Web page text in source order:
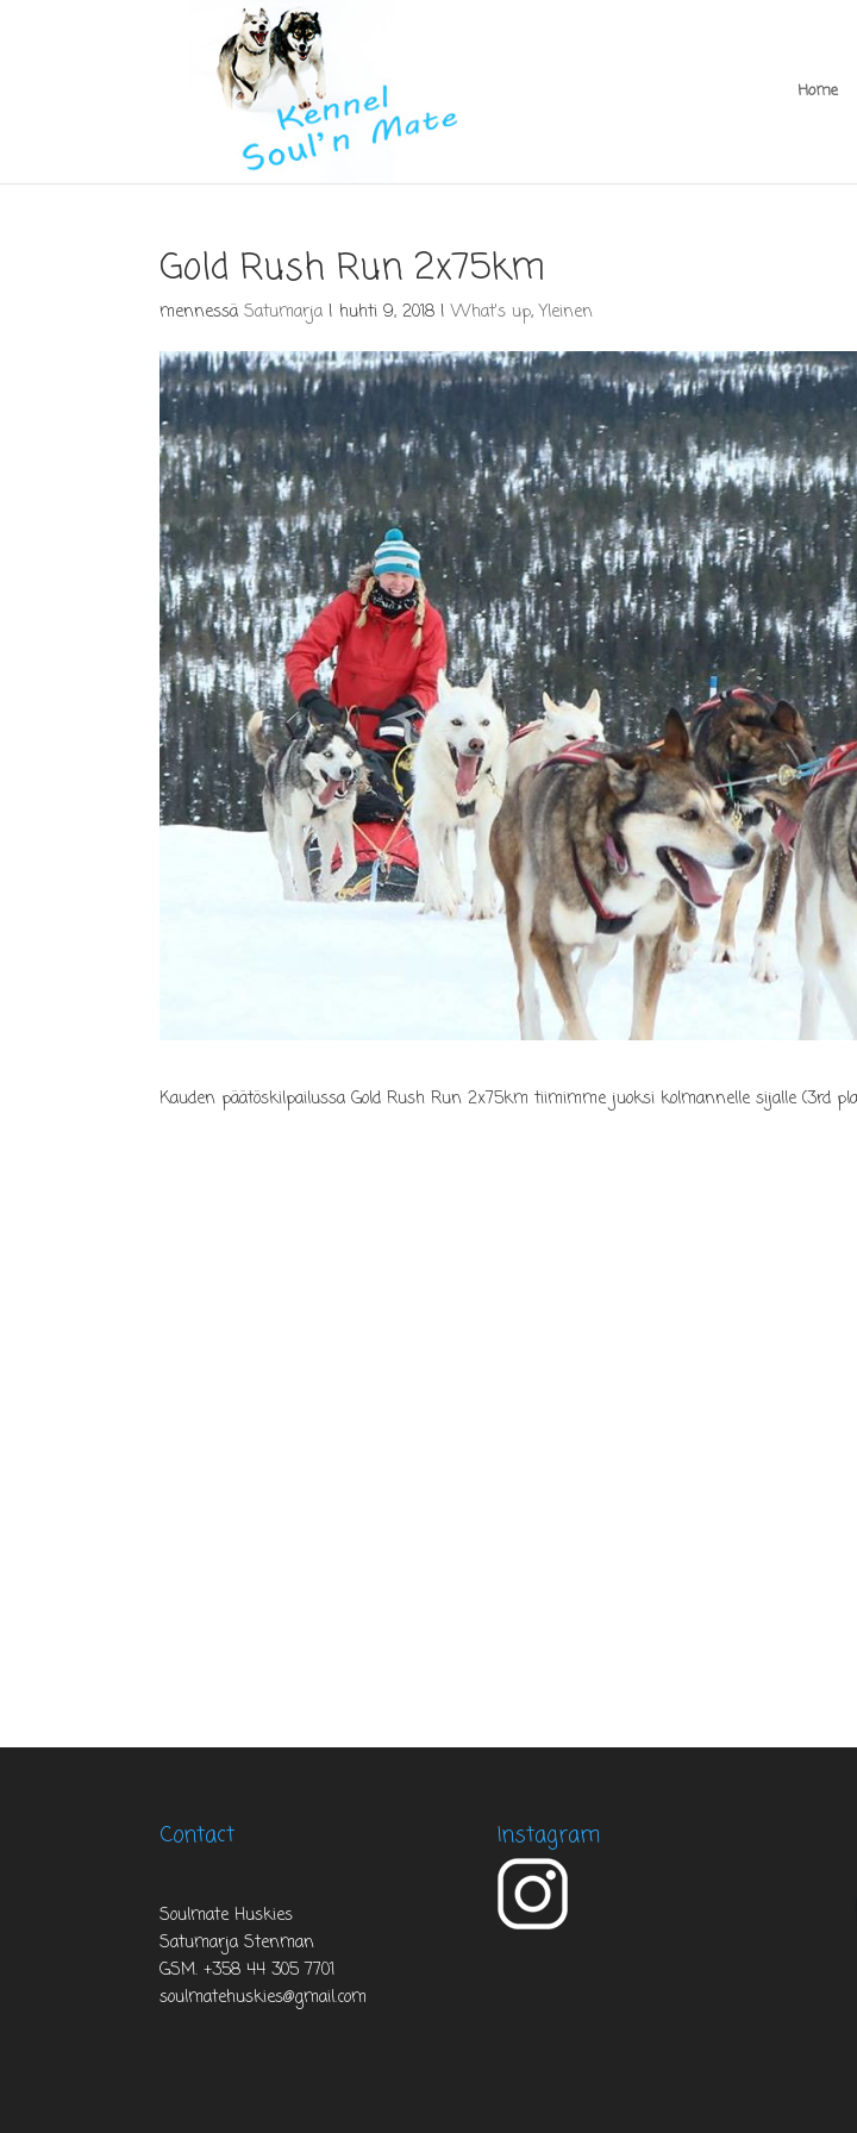
Home
Gold Rush Run 2x75km
mennessäSatumarja | huhti 9, 2018 |What's up,Yleinen
Kauden päätöskilpailussa Gold Rush Run 2x75km tiimimme juoksi kolmannelle sijalle (3rd
Contact
Soulmate Huskies
Satumarja Stenman
GSM. +358 44 305 7701
soulmatehuskies@gmail.com
Instagram